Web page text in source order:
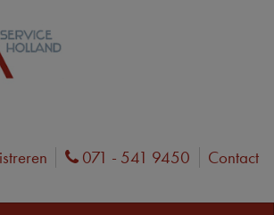
Phone
071 - 541 9450
Contact